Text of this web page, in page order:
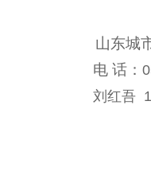
山东城
电话：
刘红吾